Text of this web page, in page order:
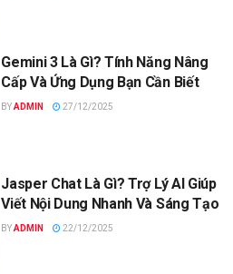
Gemini 3 Là Gì? Tính Năng Nâng
Cấp Và Ứng Dụng Bạn Cần Biết
BYADMIN 27/12/2025
Jasper Chat Là Gì? Trợ Lý AI Giúp
Viết Nội Dung Nhanh Và Sáng Tạo
BYADMIN 22/12/2025